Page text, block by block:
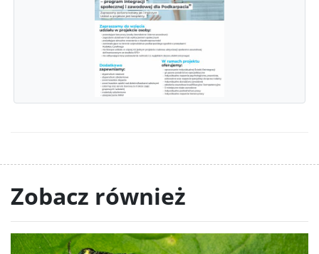
Zobacz również